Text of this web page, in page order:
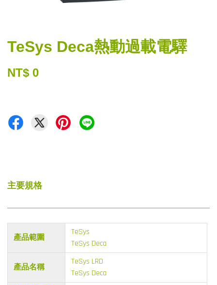
TeSys Deca熱動過載電驛
NT$ 0
主要規格
產品範圍
TeSys
TeSys Deca
產品名稱
TeSys LRD
TeSys Deca